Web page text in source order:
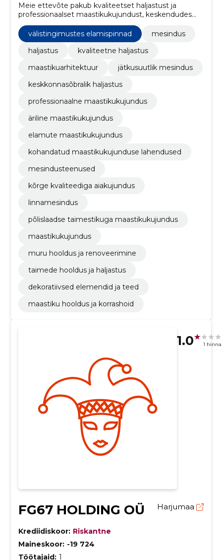
Meie ettevõte pakub kvaliteetset haljastust ja
professionaalset maastikukujundust, keskendudes
välistingimustes elamispinnad
mesindus
haljastus
kvaliteetne haljastus
maastikuarhitektuur
jätkusuutlik mesindus
keskkonnasõbralik haljastus
professionaalne maastikukujundus
äriline maastikukujundus
elamute maastikukujundus
kohandatud maastikukujunduse lahendused
mesindusteenused
kõrge kvaliteediga aiakujundus
linnamesindus
põlislaadse taimestikuga maastikukujundus
maastikukujundus
muru hooldus ja renoveerimine
taimede hooldus ja haljastus
dekoratiivsed elemendid ja teed
maastiku hooldus ja korrashoid
1.0 1
FG67 HOLDING OÜ Harjumaa
Krediidiskoor: Riskantne
Maineskoor: -19 724
Töötajaid: 1